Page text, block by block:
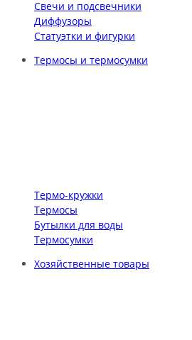
Свечи и подсвечники
Диффузоры
Статуэтки и фигурки
Термосы и термосумки
Термо-кружки
Термосы
Бутылки для воды
Термосумки
Хозяйственные товары